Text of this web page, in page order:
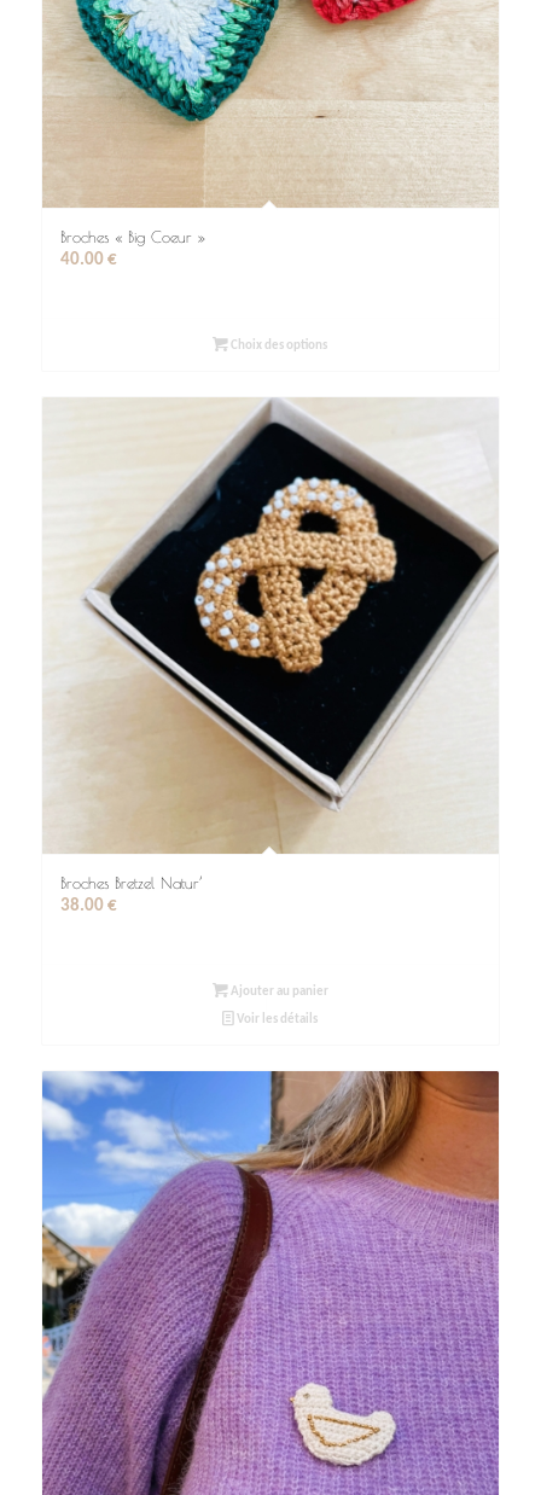
Broches « Big Coeur »
40.00 €
Choix des options
Broches Bretzel Natur’
38.00 €
Ajouter au panier
Voir les détails